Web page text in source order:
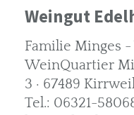
Weingut
Familie Minges
WeinQuartier
3 · 67489
Tel.: 06321-